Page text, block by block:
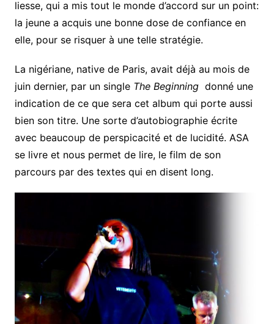
liesse, qui a mis tout le monde d’accord sur un point:
la jeune a acquis une bonne dose de confiance en
elle, pour se risquer à une telle stratégie.
La nigériane, native de Paris, avait déjà au mois de
juin dernier, par un single The Beginningdonné une
indication de ce que sera cet album qui porte aussi
bien son titre. Une sorte d’autobiographie écrite
avec beaucoup de perspicacité et de lucidité. ASA
se livre et nous permet de lire, le film de son
parcours par des textes qui en disent long.